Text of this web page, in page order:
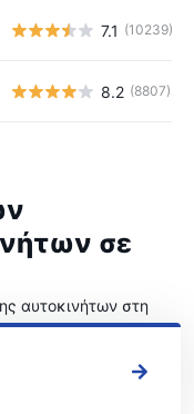
7.1 (10239)
8.2 (8807)
σε
αυτοκινήτων στη